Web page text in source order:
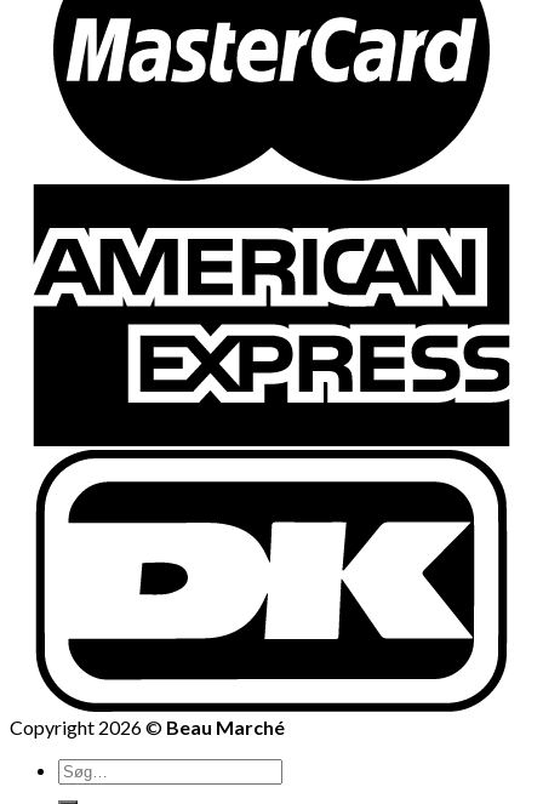
Copyright 2026 © Beau Marché
Søg
efter: